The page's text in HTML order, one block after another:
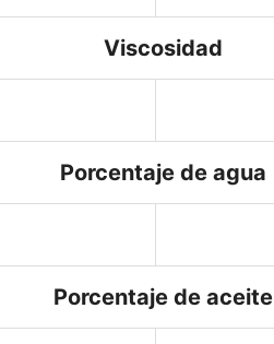
Viscosidad
Porcentaje de agua
Porcentaje de aceite